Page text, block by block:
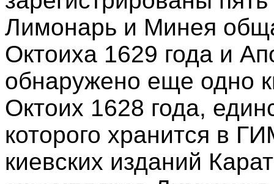
Лимонарь и Минея
Октоиха 1629 года и
обнаружено еще одно
Октоих 1628 года,
которого хранится в
киевских изданий